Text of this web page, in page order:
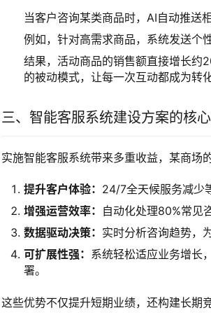
当客户咨询某类商品时，AI自动推送
例如，针对高需求商品，系统发送个
结果，活动商品的销售额直接增长约
的被动模式，让每一次互动都成为转
三、智能客服系统建设方案的核
实施智能客服系统带来多重收益，某商场
提升客户体验： 24/7全天候服务减少
增强运营效率： 自动化处理80%常见
数据驱动决策： 实时分析咨询趋势，
可扩展性强： 系统轻松适应业务增长
署。
这些优势不仅提升短期业绩，还构建长期